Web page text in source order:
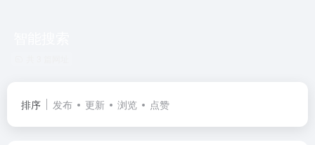
排序 发布 更新 浏览 点赞